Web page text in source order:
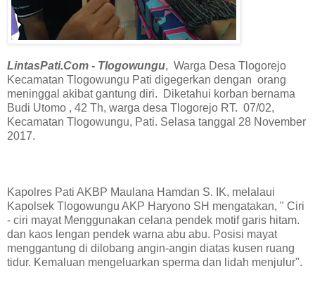
LintasPati.Com - Tlogowungu, Warga Desa Tlogorejo
Kecamatan Tlogowungu Pati digegerkan dengan orang
meninggal akibat gantung diri. Diketahui korban bernama
Budi Utomo , 42 Th, warga desa Tlogorejo RT. 07/02,
Kecamatan Tlogowungu, Pati. Selasa tanggal 28 November
2017.
Kapolres Pati AKBP Maulana Hamdan S. IK, melalaui
Kapolsek Tlogowungu AKP Haryono SH mengatakan, " Ciri
- ciri mayat Menggunakan celana pendek motif garis hitam.
dan kaos lengan pendek warna abu abu. Posisi mayat
menggantung di dilobang angin-angin diatas kusen ruang
tidur. Kemaluan mengeluarkan sperma dan lidah menjulur".